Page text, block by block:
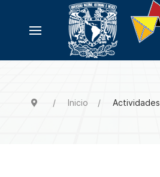
Inicio Actividades